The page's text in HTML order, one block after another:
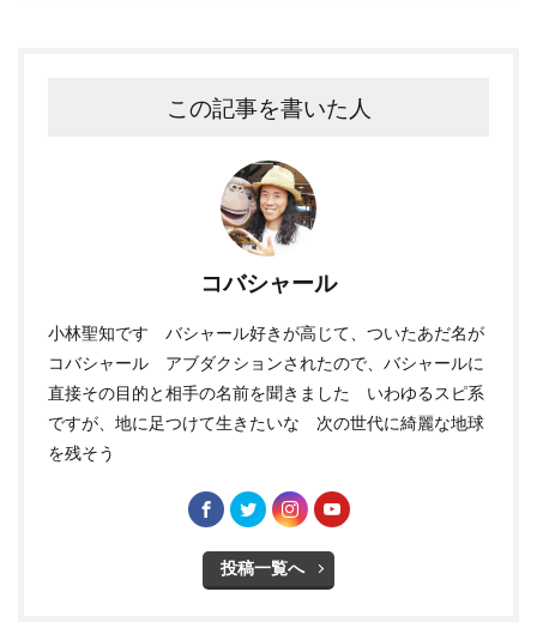
この記事を書いた人
コバシャール
小林聖知です バシャール好きが高じて、ついたあだ名が
コバシャール アブダクションされたので、バシャールに
直接その目的と相手の名前を聞きました いわゆるスピ系
ですが、地に足つけて生きたいな 次の世代に綺麗な地球
を残そう
投稿一覧へ